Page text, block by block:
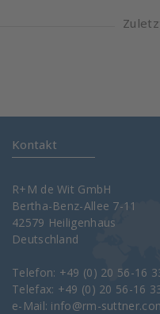
Kontakt
R+M de Wit GmbH
Bertha-Benz-Allee 7-11
42579 Heiligenhaus
Deutschland
Telefon: +49 (0) 20 56-16
Telefax: +49 (0) 20 56-16
e-Mail: info@rm-